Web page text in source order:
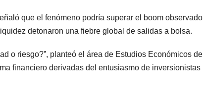
que el fenómeno podría superar el boom observado
detonaron una fiebre global de salidas a bolsa.
o riesgo?”, planteó el área de Estudios Económicos de
financiero derivadas del entusiasmo de inversionistas